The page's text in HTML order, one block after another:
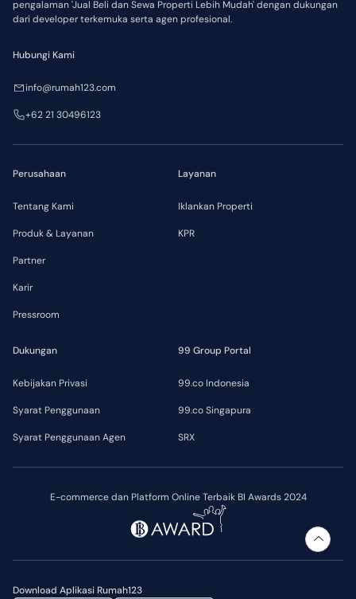
pengalaman 'Jual Beli dan Sewa Properti Lebih Mudah' dengan dukungan
dari developer terkemuka serta agen profesional.
E-commerce dan Platform Online Terbaik BI Awards 2024
Download Aplikasi Rumah123
Perusahaan
Tentang Kami
Produk & Layanan
Partner
Karir
Pressroom
Layanan
Iklankan Properti
KPR
Dukungan
Kebijakan Privasi
Syarat Penggunaan
Syarat Penggunaan Agen
99 Group Portal
99.co Indonesia
99.co Singapura
SRX
Hubungi Kami
info@rumah123.com
+62 21 30496123